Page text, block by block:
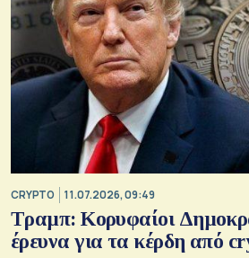
CRYPTO 11.07.2026, 09:49
Τραμπ: Κορυφαίοι
έρευνα για τα κέρδη από